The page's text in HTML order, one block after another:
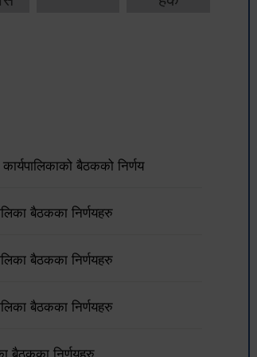
बैठकको निर्णय
बैठकका निर्णयहरु
बैठकका निर्णयहरु
बैठकका निर्णयहरु